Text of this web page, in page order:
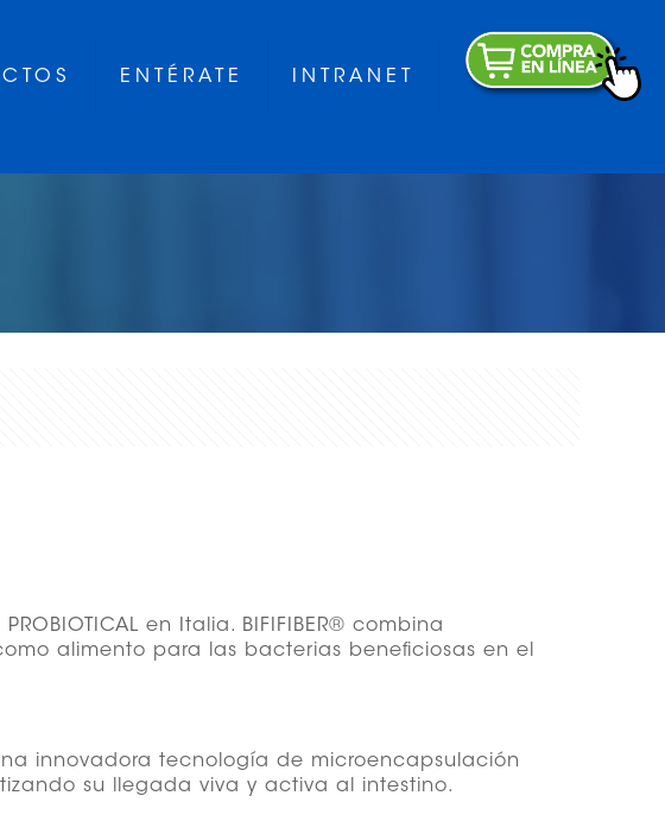
ENTÉRATE INTRANET
en Italia. BIFIFIBER® combina
alimento para las bacterias beneficiosas en el
innovadora tecnología de microencapsulación
su llegada viva y activa al intestino.